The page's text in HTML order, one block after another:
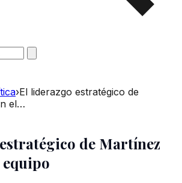
›El liderazgo estratégico de
el…
de Martínez
equipo